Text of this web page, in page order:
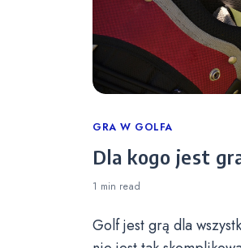
Categories
GRA W GOLFA
Dla kogo jest
1 min read
Golf jest grą dla